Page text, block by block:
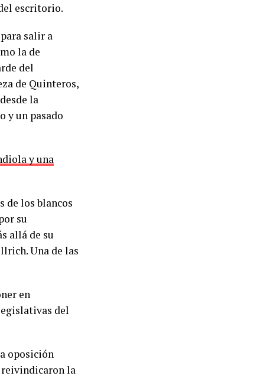
escritorio.
salir a
la de
del
de Quinteros,
la
y un pasado
y una
de los blancos
su
allá de su
Una de las
en
del
oposición
reivindicaron la